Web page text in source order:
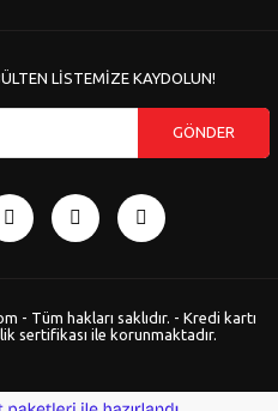
LİSTEMİZE KAYDOLUN!
GÖNDER
- Tüm hakları saklıdır. - Kredi kartı
sertifikası ile korunmaktadır.